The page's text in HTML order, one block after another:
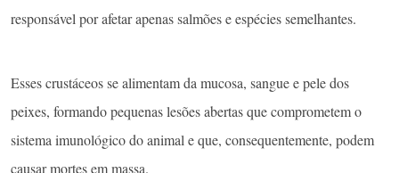
responsável por afetar apenas salmões e espécies semelhantes.
Esses crustáceos se alimentam da mucosa, sangue e pele dos
peixes, formando pequenas lesões abertas que comprometem o
sistema imunológico do animal e que, consequentemente, podem
causar mortes em massa.